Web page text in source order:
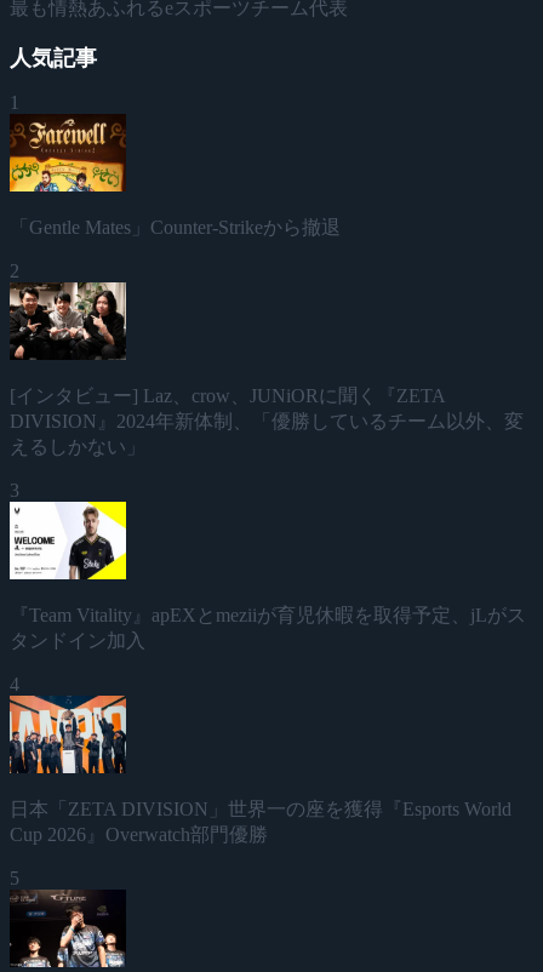
最も情熱あふれるeスポーツチーム代表
人気記事
1
「Gentle Mates」Counter-Strikeから撤退
2
[インタビュー] Laz、crow、JUNiORに聞く『ZETA
DIVISION』2024年新体制、「優勝しているチーム以外、変
えるしかない」
3
『Team Vitality』apEXとmeziiが育児休暇を取得予定、jLがス
タンドイン加入
4
日本「ZETA DIVISION」世界一の座を獲得『Esports World
Cup 2026』Overwatch部門優勝
5